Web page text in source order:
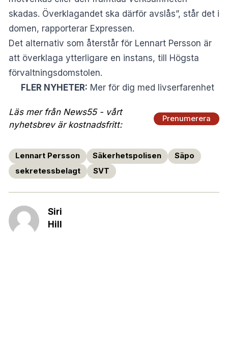
skadas. Överklagandet ska därför avslås”, står det i
domen, rapporterar Expressen.
Det alternativ som återstår för Lennart Persson är
att överklaga ytterligare en instans, till Högsta
förvaltningsdomstolen.
FLER NYHETER: Mer för dig med livserfarenhet
Läs mer från News55 - vårt
nyhetsbrev är kostnadsfritt:
Prenumerera
Lennart Persson Säkerhetspolisen
Säpo
sekretessbelagt
SVT
Siri
Hill